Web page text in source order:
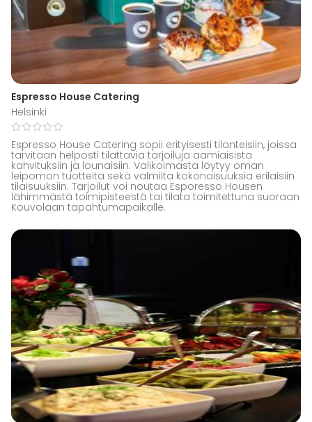
Espresso House Catering
Helsinki
Espresso House Catering sopii erityisesti tilanteisiin, joissa
tarvitaan helposti tilattavia tarjoiluja aamiaisista
kahvituksiin ja lounaisiin. Valikoimasta löytyy oman
leipomon tuotteita sekä valmiita kokonaisuuksia erilaisiin
tilaisuuksiin. Tarjoilut voi noutaa Esporesso Housen
lähimmästä toimipisteestä tai tilata toimitettuna suoraan
Kouvolaan tapahtumapaikalle.